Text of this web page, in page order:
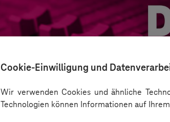
Cookie-Einwilligung und
Wir verwenden Cookies und ähnliche
Technologien können Informationen auf